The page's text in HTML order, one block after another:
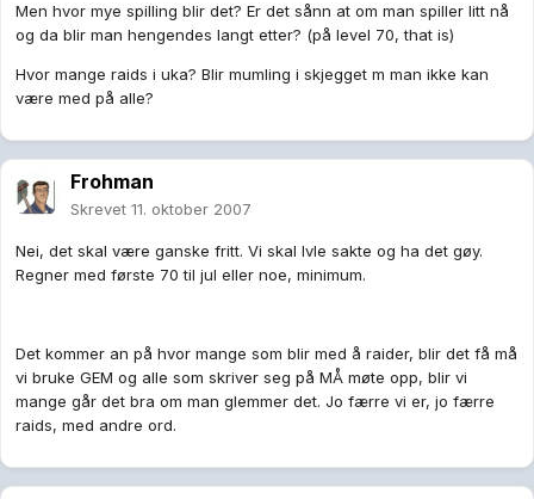
Men hvor mye spilling blir det? Er det sånn at om man spiller litt nå
og da blir man hengendes langt etter? (på level 70, that is)
Hvor mange raids i uka? Blir mumling i skjegget m man ikke kan
være med på alle?
Frohman
Skrevet 11. oktober 2007
Nei, det skal være ganske fritt. Vi skal lvle sakte og ha det gøy.
Regner med første 70 til jul eller noe, minimum.
Det kommer an på hvor mange som blir med å raider, blir det få må
vi bruke GEM og alle som skriver seg på MÅ møte opp, blir vi
mange går det bra om man glemmer det. Jo færre vi er, jo færre
raids, med andre ord.